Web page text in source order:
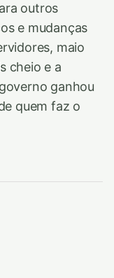
outros
e mudanças
maio
cheio e a
ganhou
quem faz o